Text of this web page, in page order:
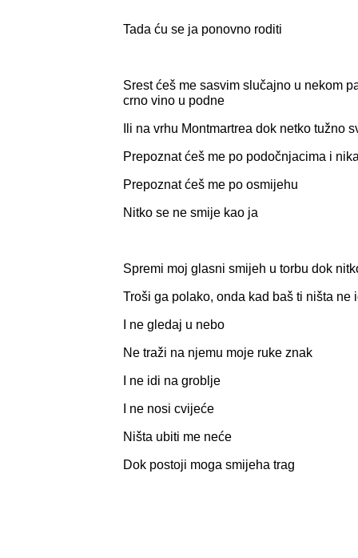
Tada ću se ja ponovno roditi
Srest ćeš me sasvim slučajno u nekom
crno vino u podne
Ili na vrhu Montmartrea dok netko tužno
Prepoznat ćeš me po podočnjacima i
Prepoznat ćeš me po osmijehu
Nitko se ne smije kao ja
Spremi moj glasni smijeh u torbu dok
Troši ga polako, onda kad baš ti ništa ne
I ne gledaj u nebo
Ne traži na njemu moje ruke znak
I ne idi na groblje
I ne nosi cvijeće
Ništa ubiti me neće
Dok postoji moga smijeha trag